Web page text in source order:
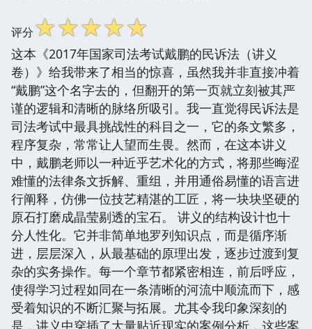
评分☆☆☆☆☆
这本《2017年国家司法考试戴鹏的民诉法（讲义
卷）》给我带来了相当的惊喜，虽然我并非直接冲着
“戴鹏”这个名字去的，但翻开的第一页就立刻被其严
谨的逻辑和清晰的脉络所吸引。我一直觉得民诉法是
司法考试中最具挑战性的科目之一，它的条文繁多，
程序复杂，常常让人望而生畏。然而，在这本讲义
中，戴鹏老师以一种近乎艺术化的方式，将那些晦涩
难懂的法律条文拆解、重组，并用通俗易懂的语言进
行阐释，仿佛一位技艺精湛的工匠，将一块块坚硬的
原石打磨成晶莹剔透的宝石。 讲义的结构设计也十
分人性化。它并非简单地罗列知识点，而是循序渐
进，层层深入，从最基础的原理出发，逐步过渡到复
杂的实务操作。每一个章节都紧密相连，前后呼应，
使得学习过程如同在一条清晰的河流中顺流而下，感
受着知识的不断汇聚与拓展。尤其令我印象深刻的
是，讲义中穿插了大量贴近现实的案例分析，这些案